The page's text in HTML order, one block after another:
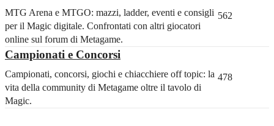
MTG Arena e MTGO: mazzi, ladder, eventi e consigli
per il Magic digitale. Confrontati con altri giocatori
online sul forum di Metagame.
562
Campionati e Concorsi
Campionati, concorsi, giochi e chiacchiere off topic: la
vita della community di Metagame oltre il tavolo di
Magic.
478